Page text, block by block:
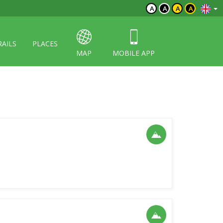
A A A A
PLACES
MAP
MOBILE APP